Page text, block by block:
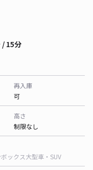
/ 15分
再入庫
可
高さ
制限なし
ックス大型車・SUV